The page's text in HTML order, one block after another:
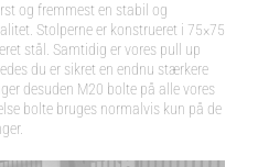
og fremmest en stabil og
Stolperne er konstrueret i 75×75
stål. Samtidig er vores pull up
du er sikret en endnu stærkere
desuden M20 bolte på alle vores
bolte bruges normalvis kun på de